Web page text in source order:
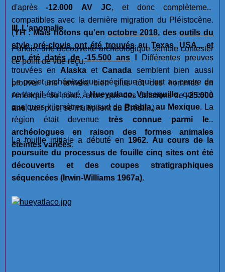
d'après -12.000 AV JC, et donc complètement
compatibles avec la dernière migration du Pléistocène.
(YH : Mais notons qu'en octobre 2018, des outils du
style pré-clovis ont été trouvésau Texas, USA... et
ont été datés de -15.500 ans ! Différentes preuves
trouvées en Alaska et Canada semblent bien aussi
prouver une arrivée bien plus tôt des hommes en
Amérique du nord... alors que des datations de-25.000
ans, voir plus, se multiplient au Brésil...)
III. L'anomalie
Parfois, une découverte archéologique semble contester
ce point de vue reçu.
Le projet archéologique spécifique qui est au centre de
ce travail était situé àHueyatlaco, Valsequillo, qui est à
quelques kilomètres au sud de Puebla, au Mexique. La
région était devenue très connue parmi les
archéologues en raison des formes animales
éteintes variées.
La fouille initiale a débuté en 1962. Au cours de la
poursuite du processus de fouille cinq sites ont été
découverts et des coupes stratigraphiques
séquencées (Irwin-Williams 1967a).